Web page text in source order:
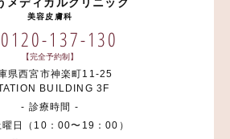
美容皮膚科
0120-137-130
【完全予約制】
県西宮市神楽町11-25
BUILDING 3F
- 診療時間 -
曜日（10：00〜19：00）